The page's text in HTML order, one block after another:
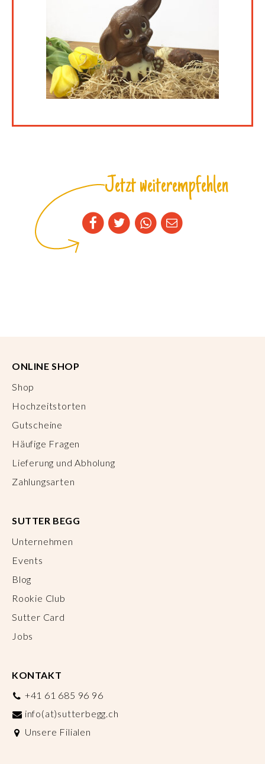
Jetzt weiterempfehlen
ONLINE SHOP
Shop
Hochzeitstorten
Gutscheine
Häufige Fragen
Lieferung und Abholung
Zahlungsarten
SUTTER BEGG
Unternehmen
Events
Blog
Rookie Club
Sutter Card
Jobs
KONTAKT
+41 61 685 96 96
info(at)sutterbegg.ch
Unsere Filialen